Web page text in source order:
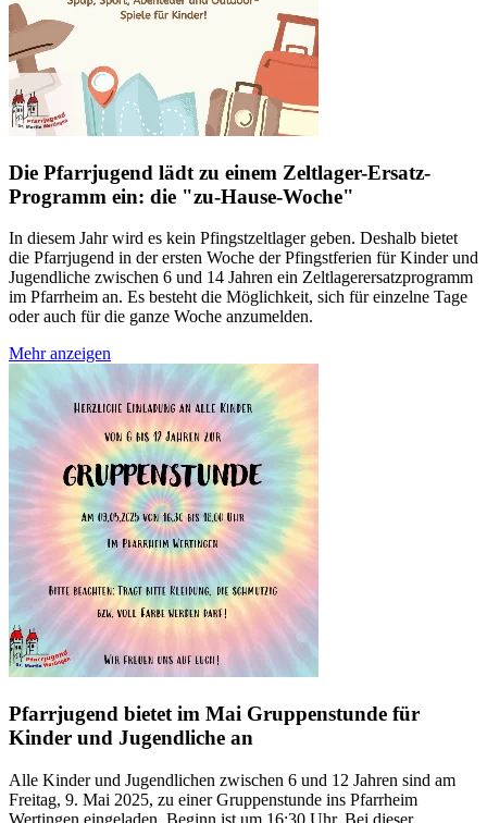
Die Pfarrjugend lädt zu einem Zeltlager-Ersatz-
Programm ein: die "zu-Hause-Woche"
In diesem Jahr wird es kein Pfingstzeltlager geben. Deshalb bietet
die Pfarrjugend in der ersten Woche der Pfingstferien für Kinder und
Jugendliche zwischen 6 und 14 Jahren ein Zeltlagerersatzprogramm
im Pfarrheim an. Es besteht die Möglichkeit, sich für einzelne Tage
oder auch für die ganze Woche anzumelden.
Mehr anzeigen
Pfarrjugend bietet im Mai Gruppenstunde für
Kinder und Jugendliche an
Alle Kinder und Jugendlichen zwischen 6 und 12 Jahren sind am
Freitag, 9. Mai 2025, zu einer Gruppenstunde ins Pfarrheim
Wertingen eingeladen. Beginn ist um 16:30 Uhr. Bei dieser